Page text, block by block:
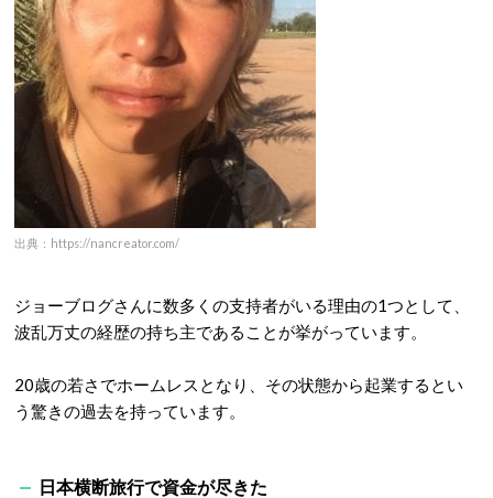
出典：https://nancreator.com/
ジョーブログさんに数多くの支持者がいる理由の1つとして、
波乱万丈の経歴の持ち主であることが挙がっています。
20歳の若さでホームレスとなり、その状態から起業するとい
う驚きの過去を持っています。
日本横断旅行で資金が尽きた